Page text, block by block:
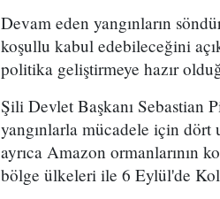
Devam eden yangınların
koşullu kabul edebileceğini
politika geliştirmeye hazır
Şili Devlet Başkanı Sebastian
yangınlarla mücadele için dört
ayrıca Amazon ormanlarının
bölge ülkeleri ile 6 Eylül'de